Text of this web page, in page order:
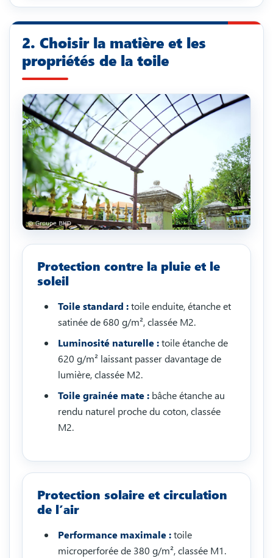
2. Choisir la matière et les
propriétés de la toile
Protection contre la pluie et le
soleil
Toile standard :toile enduite, étanche et
satinée de 680 g/m², classée M2.
Luminosité naturelle :toile étanche de
620 g/m² laissant passer davantage de
lumière, classée M2.
Toile grainée mate : bâche étanche au
rendu naturel proche du coton, classée
M2.
Protection solaire et circulation
de l’air
Performance maximale :toile
microperforée de 380 g/m², classée M1.